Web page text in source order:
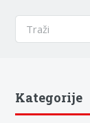
Kategorije